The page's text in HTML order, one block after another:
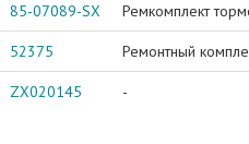
85-07089-SX Ремкомплект
52375 Ремонтный
ZX020145 -